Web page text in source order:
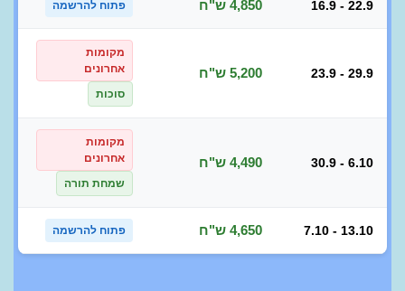
16.9 - 22.9 4,850 ש"ח פתוח להרשמה
23.9 - 29.9 5,200 ש"ח
מקומות
אחרונים
סוכות
30.9 - 6.10 4,490 ש"ח
מקומות
אחרונים
שמחת תורה
7.10 - 13.10 4,650 ש"ח פתוח להרשמה